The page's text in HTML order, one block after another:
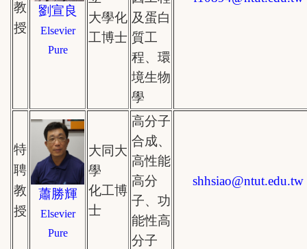
教
授
劉宣良
Elsevier
Pure
大學化
工博士
及蛋白
質工
程、環
境生物
學
特
聘
教
授
蕭勝輝
Elsevier
Pure
大同大
學
化工博
士
高分子
合成、
高性能
高分
子、功
能性高
分子
shhsiao@ntut.edu.tw